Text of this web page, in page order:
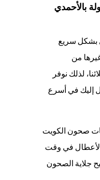
بالأحمدي
بشكل سريع
من
لذلك نوفر
في أسرع
صحون الكويت
في وقت
جلاية الصحون